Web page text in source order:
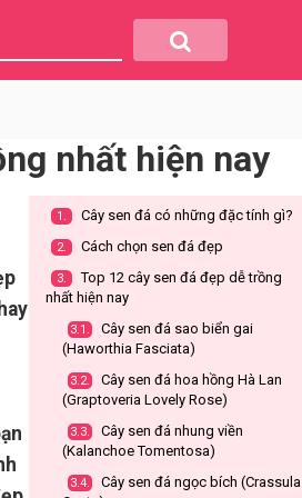
nhất hiện nay
1. Cây sen đá có những đặc tính gì?
2. Cách chọn sen đá đẹp
3.
Top 12 cây sen đá đẹp dễ trồng
nhất hiện nay
3.1.
Cây sen đá sao biển gai
(Haworthia Fasciata)
3.2.
Cây sen đá hoa hồng Hà Lan
(Graptoveria Lovely Rose)
3.3.
Cây sen đá nhung viền
(Kalanchoe Tomentosa)
3.4.
Cây sen đá ngọc bích (Crassula